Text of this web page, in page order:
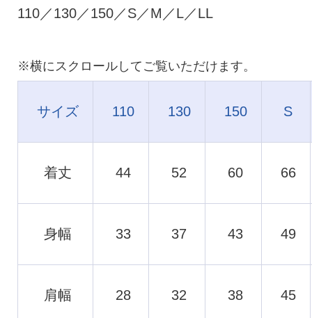
110／130／150／S／M／L／LL
サイズ 110 130 150 S
着丈 44 52 60 66
身幅 33 37 43 49
肩幅 28 32 38 45